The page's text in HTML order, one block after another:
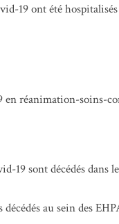
19 ont été
en réanimation-soins-
19 sont décédés dans
décédés au sein des